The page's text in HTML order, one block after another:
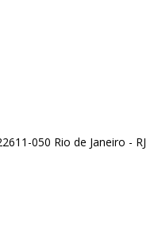
050 Rio de Janeiro - RJ